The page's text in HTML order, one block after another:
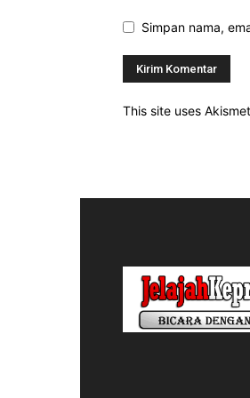
Simpan nama,
This site uses